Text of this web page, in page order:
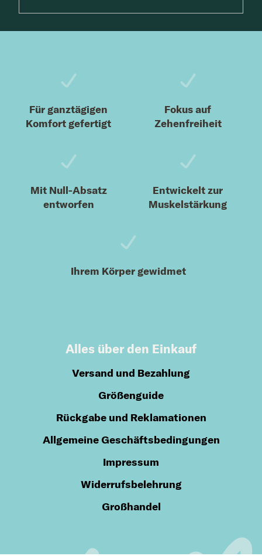
Für ganztägigen
Komfort gefertigt
Fokus auf
Zehenfreiheit
Mit Null-Absatz
entworfen
Entwickelt zur
Muskelstärkung
Ihrem Körper gewidmet
Alles über den Einkauf
Versand und Bezahlung
Größenguide
Rückgabe und Reklamationen
Allgemeine Geschäftsbedingungen
Impressum
Widerrufsbelehrung
Großhandel